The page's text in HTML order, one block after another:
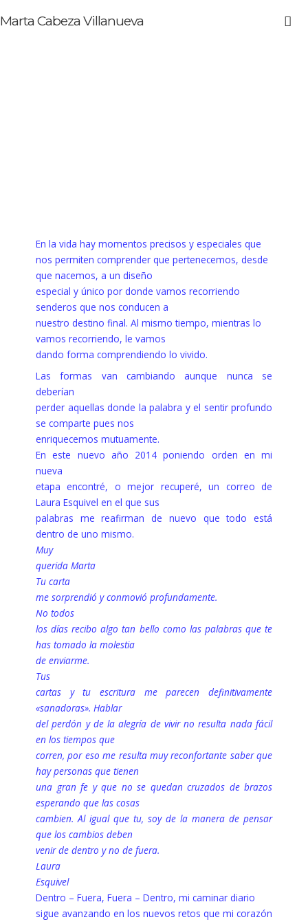
Marta Cabeza Villanueva
En la vida hay momentos precisos y especiales que
nos permiten comprender que pertenecemos, desde
que nacemos, a un diseño
especial y único por donde vamos recorriendo
senderos que nos conducen a
nuestro destino final. Al mismo tiempo, mientras lo
vamos recorriendo, le vamos
dando forma comprendiendo lo vivido.
Las formas van cambiando aunque nunca se
deberían
perder aquellas donde la palabra y el sentir profundo
se comparte pues nos
enriquecemos mutuamente.
En este nuevo año 2014 poniendo orden en mi
nueva
etapa encontré, o mejor recuperé, un correo de
Laura Esquivel en el que sus
palabras me reafirman de nuevo que todo está
dentro de uno mismo.
Muy
querida Marta
Tu carta
me sorprendió y conmovió profundamente.
No todos
los días recibo algo tan bello como las palabras que te
has tomado la molestia
de enviarme.
Tus
cartas y tu escritura me parecen definitivamente
«sanadoras». Hablar
del perdón y de la alegría de vivir no resulta nada fácil
en los tiempos que
corren, por eso me resulta muy reconfortante saber que
hay personas que tienen
una gran fe y que no se quedan cruzados de brazos
esperando que las cosas
cambien. Al igual que tu, soy de la manera de pensar
que los cambios deben
venir de dentro y no de fuera.
Laura
Esquivel
Dentro – Fuera, Fuera – Dentro, mi caminar diario
sigue avanzando en los nuevos retos que mi corazón